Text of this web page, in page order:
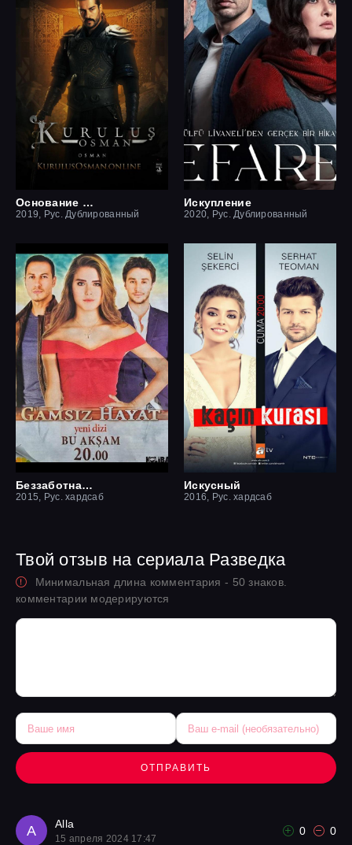
Основание Осман
2019, Рус. Дублированный
Искупление
2020, Рус. Дублированный
Беззаботная жизнь
2015, Рус. хардсаб
Искусный
2016, Рус. хардсаб
Твой отзыв на сериала Разведка
Минимальная длина комментария - 50 знаков.
комментарии модерируются
ОТПРАВИТЬ
A Alla
15 апреля 2024 17:47
0 0